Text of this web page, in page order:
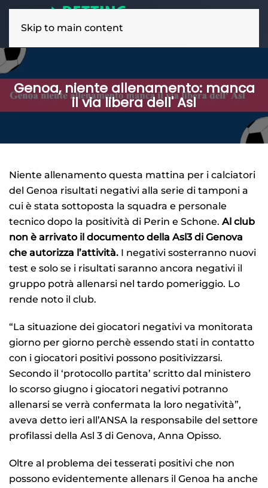
Skip to main content
Genoa, niente allenamento: manca
il via libera dell' Asl
Niente allenamento questa mattina per i calciatori
del Genoa risultati negativi alla serie di tamponi a
cui è stata sottoposta la squadra e personale
tecnico dopo la positività di Perin e Schone. Al club
non è arrivato il documento della Asl3 di Genova
che autorizza l’attività. I negativi sosterranno nuovi
test e solo se i risultati saranno ancora negativi il
gruppo potrà allenarsi nel tardo pomeriggio. Lo
rende noto il club.
“La situazione dei giocatori negativi va monitorata
giorno per giorno perchè essendo stati in contatto
con i giocatori positivi possono positivizzarsi.
Secondo il ‘protocollo partita’ scritto dal ministero
lo scorso giugno i giocatori negativi potranno
allenarsi se verrà confermata la loro negatività”,
aveva detto ieri all’ANSA la responsabile del settore
profilassi della Asl 3 di Genova, Anna Opisso.
Oltre al problema dei tesserati positivi che non
possono evidentemente allenars il Genoa ha anche